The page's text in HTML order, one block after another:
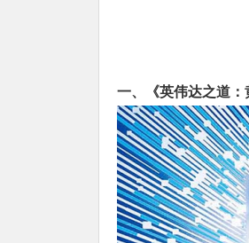
一、《英伟达之道